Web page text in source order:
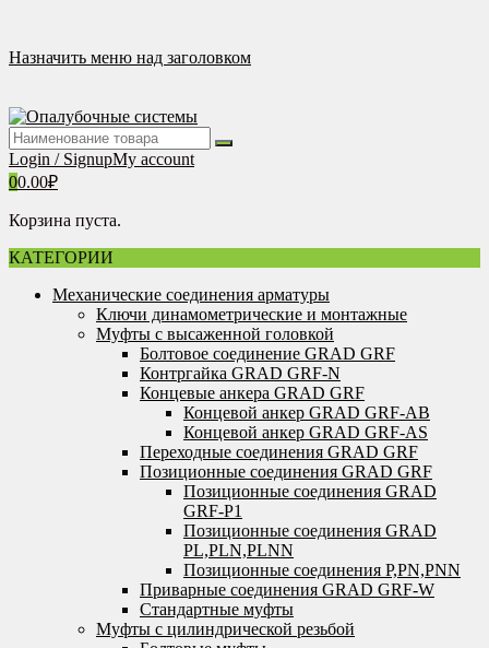
содержимому
Назначить меню над заголовком
Login / SignupMy account
00.00₽
Корзина пуста.
КАТЕГОРИИ
Механические соединения арматуры
Ключи динамометрические и монтажные
Муфты с высаженной головкой
Болтовое соединение GRAD GRF
Контргайка GRAD GRF-N
Концевые анкера GRAD GRF
Концевой анкер GRAD GRF-AB
Концевой анкер GRAD GRF-AS
Переходные соединения GRAD GRF
Позиционные соединения GRAD GRF
Позиционные соединения GRAD
GRF-P1
Позиционные соединения GRAD
PL,PLN,PLNN
Позиционные соединения P,PN,PNN
Приварные соединения GRAD GRF-W
Стандартные муфты
Муфты с цилиндрической резьбой